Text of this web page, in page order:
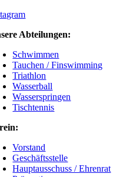
Abteilungen:
Schwimmen
Tauchen / Finswimming
Triathlon
Wasserball
Wasserspringen
Tischtennis
Vorstand
Geschäftsstelle
Hauptausschuss / Ehrenrat